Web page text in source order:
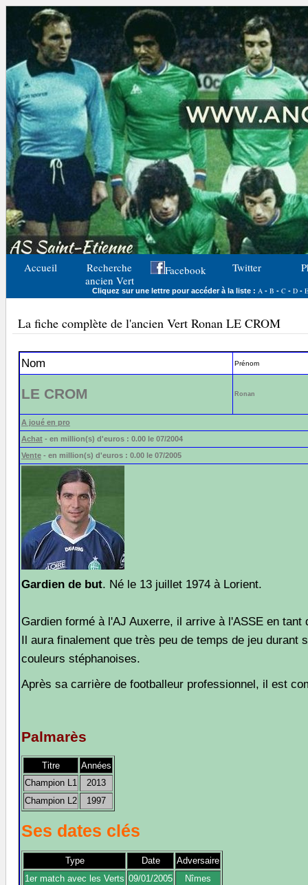
Accueil
Recherche
ancien Vert
Facebook Twitter
Cliquez sur une lettre pour accéder à la liste : A - B - C- D- E
La fiche complète de l'ancien Vert Ronan LE CROM
Nom Prénom
LE CROM Ronan
A joué en pro
Achat - en million(s) d'euros : 0.00 le 07/2004
Vente - en million(s) d'euros : 0.00 le 07/2005
Gardien de but. Né le 13 juillet 1974 à Lorient.
Gardien formé à l'AJ Auxerre, il arrive à l'ASSE en tant
Il aura finalement que très peu de temps de jeu durant
couleurs stéphanoises.
Après sa carrière de footballeur professionnel, il est
Palmarès
Titre
Années
Champion L1
2013
Champion L2
1997
Ses dates clés
Type Date
Adversaire
1er match avec les Verts 09/01/2005
Nîmes